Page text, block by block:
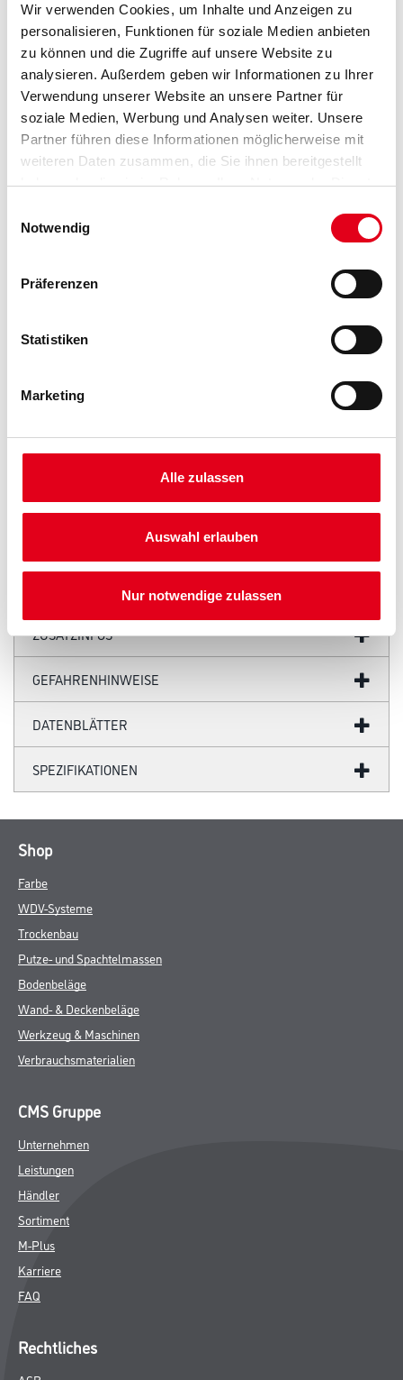
Wir verwenden Cookies, um Inhalte und Anzeigen zu
personalisieren, Funktionen für soziale Medien anbieten
zu können und die Zugriffe auf unsere Website zu
analysieren. Außerdem geben wir Informationen zu Ihrer
Verwendung unserer Website an unsere Partner für
soziale Medien, Werbung und Analysen weiter. Unsere
Partner führen diese Informationen möglicherweise mit
weiteren Daten zusammen, die Sie ihnen bereitgestellt
haben oder die sie im Rahmen Ihrer Nutzung der Dienste
Notwendig
Präferenzen
Statistiken
Marketing
Alle zulassen
Auswahl erlauben
Nur notwendige zulassen
Länge in centimeter
Breite in centimeter
PRODUKTEIGENSCHAFTEN
Produkteigenschaft
Lüftungsstreifen 50 mm gerollt in praktischer Spenderbox.
ZUSATZINFOS
GEFAHRENHINWEISE
DATENBLÄTTER
SPEZIFIKATIONEN
Shop
Farbe
WDV-Systeme
Trockenbau
Putze- und Spachtelmassen
Bodenbeläge
Wand- & Deckenbeläge
Werkzeug & Maschinen
Verbrauchsmaterialien
CMS Gruppe
Unternehmen
Leistungen
Händler
Sortiment
M-Plus
Karriere
FAQ
Rechtliches